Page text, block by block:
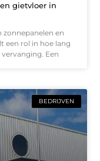
gietvloer in
en
een rol in hoe lang
Een
BEDRIJVEN